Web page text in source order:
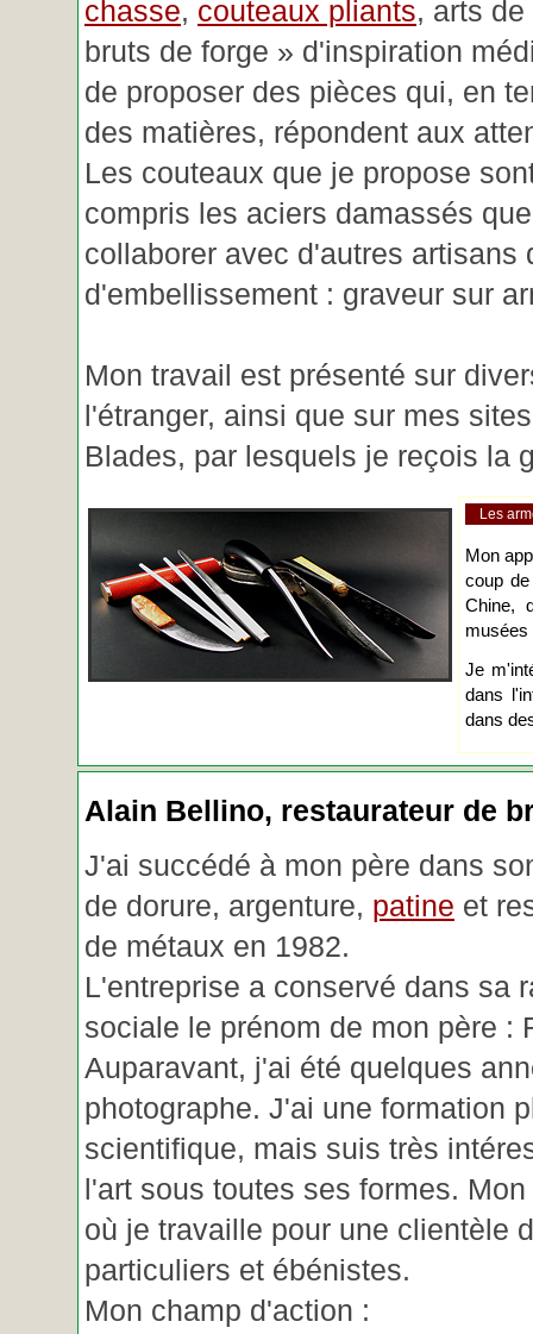
chasse, couteaux pliants, arts
bruts de forge » d'inspiration
de proposer des pièces qui, en
des matières, répondent aux
Les couteaux que je propose
compris les aciers damassés
collaborer avec d'autres artisans
d'embellissement : graveur sur
Mon travail est présenté sur
l'étranger, ainsi que sur mes
Blades, par lesquels je reçois la
Les
Mon
coup
Chine,
musées
Je
dans
dans
Alain Bellino, restaurateur de
J'ai succédé à mon père dans
de dorure, argenture, patine et
de métaux en 1982.
L'entreprise a conservé dans sa
sociale le prénom de mon père :
Auparavant, j'ai été quelques
photographe. J'ai une formation
scientifique, mais suis très
l'art sous toutes ses formes.
où je travaille pour une clientèle
particuliers et ébénistes.
Mon champ d'action :